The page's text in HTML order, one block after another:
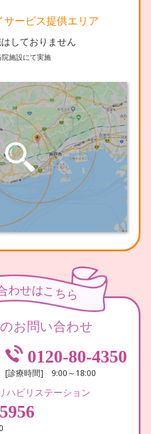
サービス提供エリア
しておりません
施設にて実施
わせはこ ち ら
お問い合わせ
0120-80-4350
[診療時間] 9:00～18:00
ハビリステーション